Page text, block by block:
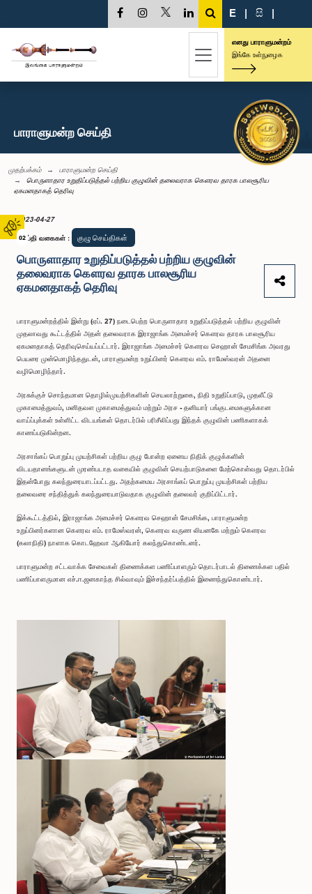
02
E | සි |
எனது பாராளுமன்றம்
இங்கே உள்நுழைக
பாராளுமன்ற செய்தி
முதற்பக்கம்
பாராளுமன்ற செய்தி
பொருளாதார உறுதிப்படுத்தல் பற்றிய குழுவின் தலைவராக கௌரவ தாரக பாலசூரிய
ஏகமனதாகத் தெரிவு
2023-04-27
செய்தி வகைகள் : குழு செய்திகள்
பொருளாதார உறுதிப்படுத்தல் பற்றிய குழுவின்
தலைவராக கௌரவ தாரக பாலசூரிய
ஏகமனதாகத் தெரிவு
பாராளுமன்றத்தில் இன்று (ஏப். 27) நடைபெற்ற பொருளாதார உறுதிப்படுத்தல் பற்றிய குழுவின்
முதலாவது கூட்டத்தில் அதன் தலைவராக இராஜாங்க அமைச்சர் கௌரவ தாரக பாலசூரிய
ஏகமனதாகத் தெரிவுசெய்யப்பட்டார். இராஜாங்க அமைச்சர் கௌரவ செஹான் சேமசிங்க அவரது
பெயரை முன்மொழிந்ததுடன், பாராளுமன்ற உறுப்பினர் கௌரவ எம். ராமேஸ்வரன் அதனை
வழிமொழிந்தார்.
அரசுக்குச் சொந்தமான தொழில்முயற்சிகளின் செயலாற்றுகை, நிதி உறுதிப்பாடு, முதலீட்டு
முகாமைத்துவம், மனிதவள முகாமைத்துவம் மற்றும் அரச - தனியார் பங்குடமைகளுக்கான
வாய்ப்புக்கள் உள்ளிட்ட விடயங்கள் தொடர்பில் பரிசீலிப்பது இந்தக் குழுவின் பணிகளாகக்
காணப்படுகின்றன.
அரசாங்கப் பொறுப்பு முயற்சிகள் பற்றிய குழு போன்ற ஏனைய நிதிக் குழுக்களின்
விடயதானங்களுடன் முரண்படாத வகையில் குழுவின் செயற்பாடுகளை மேற்கொள்வது தொடர்பில்
இதன்போது கலந்துரையாடப்பட்டது. அதற்கமைய அரசாங்கப் பொறுப்பு முயற்சிகள் பற்றிய
தலைவரை சந்தித்துக் கலந்துரையாடுவதாக குழுவின் தலைவர் குறிப்பிட்டார்.
இக்கூட்டத்தில், இராஜாங்க அமைச்சர் கௌரவ செஹான் சேமசிங்க, பாராளுமன்ற
உறுப்பினர்களான கௌரவ எம். ராமேஸ்வரன், கௌரவ வருண லியனகே மற்றும் கௌரவ
(கலாநிதி) நாளாக கொடஹேவா ஆகியோர் கலந்துகொண்டனர்.
பாராளுமன்ற சட்டவாக்க சேவைகள் திணைக்கள பணிப்பாளரும் தொடர்பாடல் திணைக்கள பதில்
பணிப்பாளருமான எச்.ஈ.ஜனகாந்த சில்வாவும் இச்சந்தர்ப்பத்தில் இணைந்துகொண்டார்.